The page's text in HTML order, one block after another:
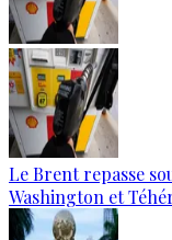
Le Brent repasse
Washington et